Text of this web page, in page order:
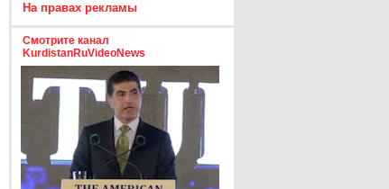
На правах рекламы
Смотрите канал
KurdistanRuVideoNews